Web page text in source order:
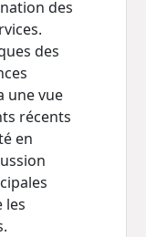
des
des
une vue
récents
en
les